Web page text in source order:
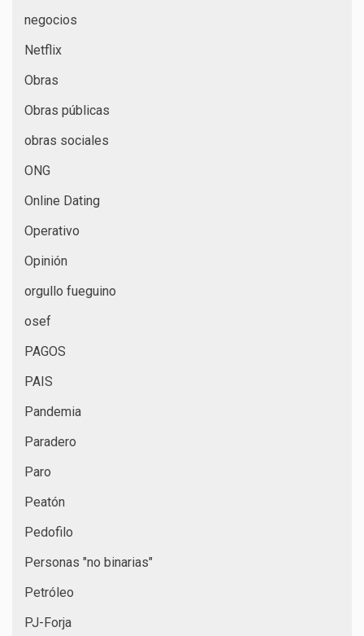
negocios
Netflix
Obras
Obras públicas
obras sociales
ONG
Online Dating
Operativo
Opinión
orgullo fueguino
osef
PAGOS
PAIS
Pandemia
Paradero
Paro
Peatón
Pedofilo
Personas "no binarias"
Petróleo
PJ-Forja